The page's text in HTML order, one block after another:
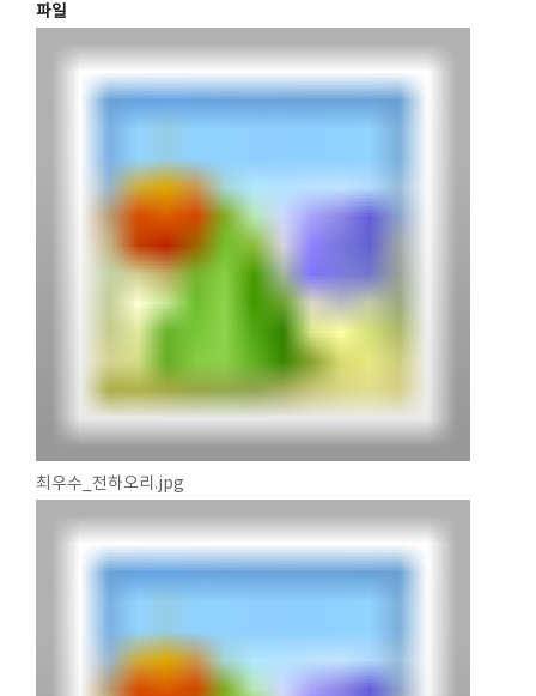
파일
최우수_전하오리.jpg